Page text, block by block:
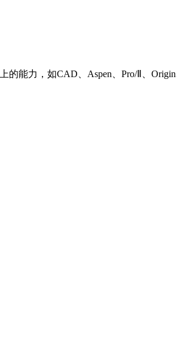
能力，如CAD、Aspen、Pro/Ⅱ、Origin